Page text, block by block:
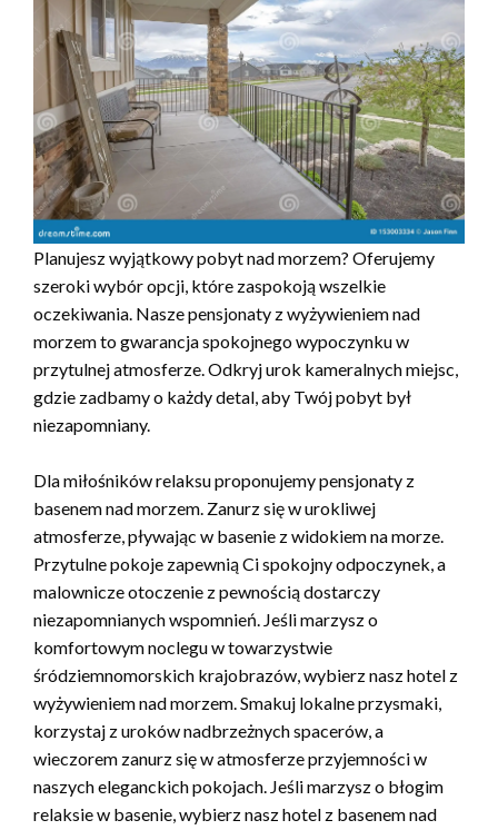
Planujesz wyjątkowy pobyt nad morzem? Oferujemy
szeroki wybór opcji, które zaspokoją wszelkie
oczekiwania. Nasze pensjonaty z wyżywieniem nad
morzem to gwarancja spokojnego wypoczynku w
przytulnej atmosferze. Odkryj urok kameralnych miejsc,
gdzie zadbamy o każdy detal, aby Twój pobyt był
niezapomniany.
Dla miłośników relaksu proponujemy pensjonaty z
basenem nad morzem. Zanurz się w urokliwej
atmosferze, pływając w basenie z widokiem na morze.
Przytulne pokoje zapewnią Ci spokojny odpoczynek, a
malownicze otoczenie z pewnością dostarczy
niezapomnianych wspomnień. Jeśli marzysz o
komfortowym noclegu w towarzystwie
śródziemnomorskich krajobrazów, wybierz nasz hotel z
wyżywieniem nad morzem. Smakuj lokalne przysmaki,
korzystaj z uroków nadbrzeżnych spacerów, a
wieczorem zanurz się w atmosferze przyjemności w
naszych eleganckich pokojach. Jeśli marzysz o błogim
relaksie w basenie, wybierz nasz hotel z basenem nad